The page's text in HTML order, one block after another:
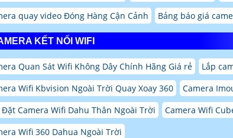
quay video Đóng Hàng Cận Cảnh
Bảng báo giá
KẾT NỐI WIFI
Quan Sát Wifi Không Dây Chính Hãng Giá rẻ
Lắp
Wifi Kbvision Ngoài Trời Quay Xoay 360
Camera
Đặt Camera Wifi Dahu Thân Ngoài Trời
Camera Wifi
Wifi 360 Dahua Ngoài Trời